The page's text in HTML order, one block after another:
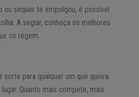
ou sequer te empolgou, é possível
A seguir, conheça os melhores
os regem.
para qualquer um que queira
Quanto mais compete, mais